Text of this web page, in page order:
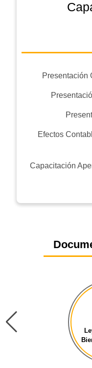
Presentación
Efectos
Capacitación